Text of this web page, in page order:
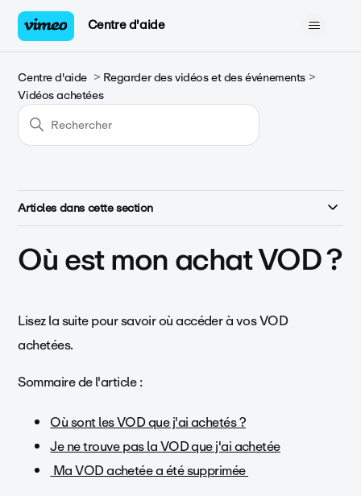
Centre d'aide
Centre d'aide
Regarder des vidéos et des événements
Vidéos achetées
Articles dans cette section
Où est mon achat VOD ?
Lisez la suite pour savoir où accéder à vos VOD
achetées.
Sommaire de l'article :
Où sont les VOD que j'ai achetés ?
Je ne trouve pas la VOD que j'ai achetée
Ma VOD achetée a été supprimée